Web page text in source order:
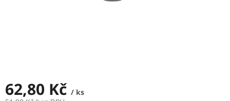
62,80 Kč / ks